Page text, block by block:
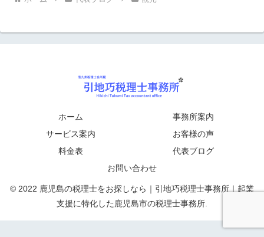
ホーム
事務所案内
サービス案内
お客様の声
料金表
代表ブログ
お問い合わせ
© 2022 鹿児島の税理士をお探しなら｜引地巧税理士事務所｜起業
支援に特化した鹿児島市の税理士事務所.